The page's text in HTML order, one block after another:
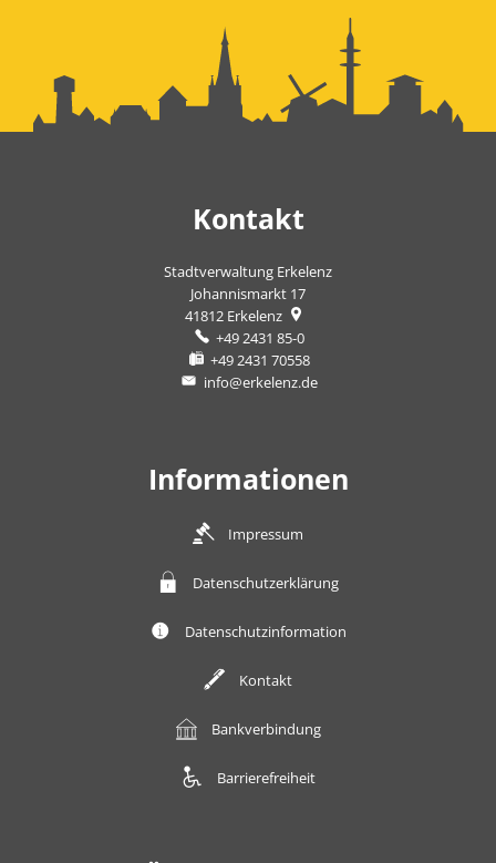
Kontakt
Stadtverwaltung Erkelenz
Johannismarkt 17
41812 Erkelenz
+49 2431 85-0
+49 2431 70558
info@erkelenz.de
Informationen
Impressum
Datenschutzerklärung
Datenschutzinformation
Kontakt
Bankverbindung
Barrierefreiheit